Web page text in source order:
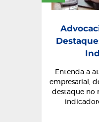
Entenda a
empresarial,
destaque no